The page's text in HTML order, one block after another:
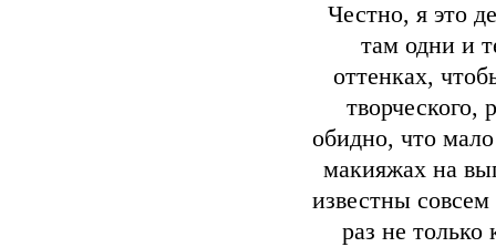
Честно, я это
там одни и
оттенках,
обидно, что
макияжах на
известны
раз не только